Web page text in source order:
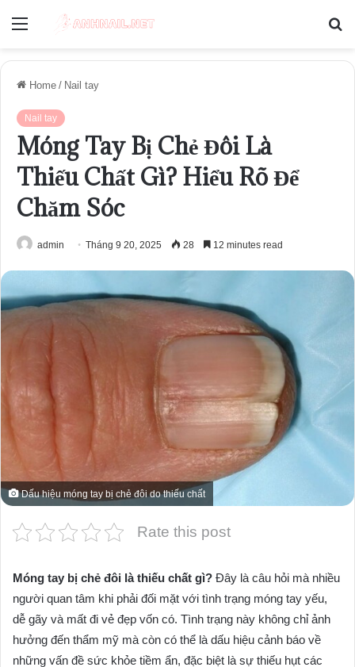
Menu
Home / Nail tay
Nail tay
Móng Tay Bị Chẻ Đôi Là
Thiếu Chất Gì? Hiểu Rõ Để
Chăm Sóc
admin Tháng 9 20, 2025 28 12 minutes read
Dấu hiệu móng tay bị chẻ đôi do thiếu chất
Rate this post
Móng tay bị chẻ đôi là thiếu chất gì? Đây là câu hỏi mà nhiều
người quan tâm khi phải đối mặt với tình trạng móng tay yếu,
dễ gãy và mất đi vẻ đẹp vốn có. Tình trạng này không chỉ ảnh
hưởng đến thẩm mỹ mà còn có thể là dấu hiệu cảnh báo về
những vấn đề sức khỏe tiềm ẩn, đặc biệt là sự thiếu hụt các